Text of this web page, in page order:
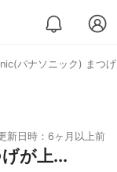
パナソニック) まつ
新日時：6ヶ月以上前
が上...